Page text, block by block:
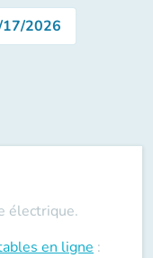
2026
électrique.
en ligne :